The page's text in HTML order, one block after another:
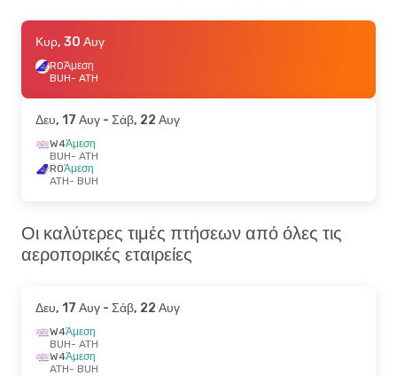
Κυρ, 30 Αυγ
ROΆμεση
BUH- ATH
Δευ, 17 Αυγ - Σάβ, 22 Αυγ
W4Άμεση
BUH- ATH
ROΆμεση
ATH- BUH
Οι καλύτερες τιμές πτήσεων από όλες τις
αεροπορικές εταιρείες
Δευ, 17 Αυγ - Σάβ, 22 Αυγ
W4Άμεση
BUH- ATH
W4Άμεση
ATH- BUH